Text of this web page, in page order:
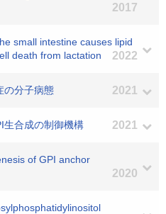
2017
small intestine causes lipid
death from lactation
2022
の分子病態 2021
生合成の制御機構 2021
of GPI anchor
2020